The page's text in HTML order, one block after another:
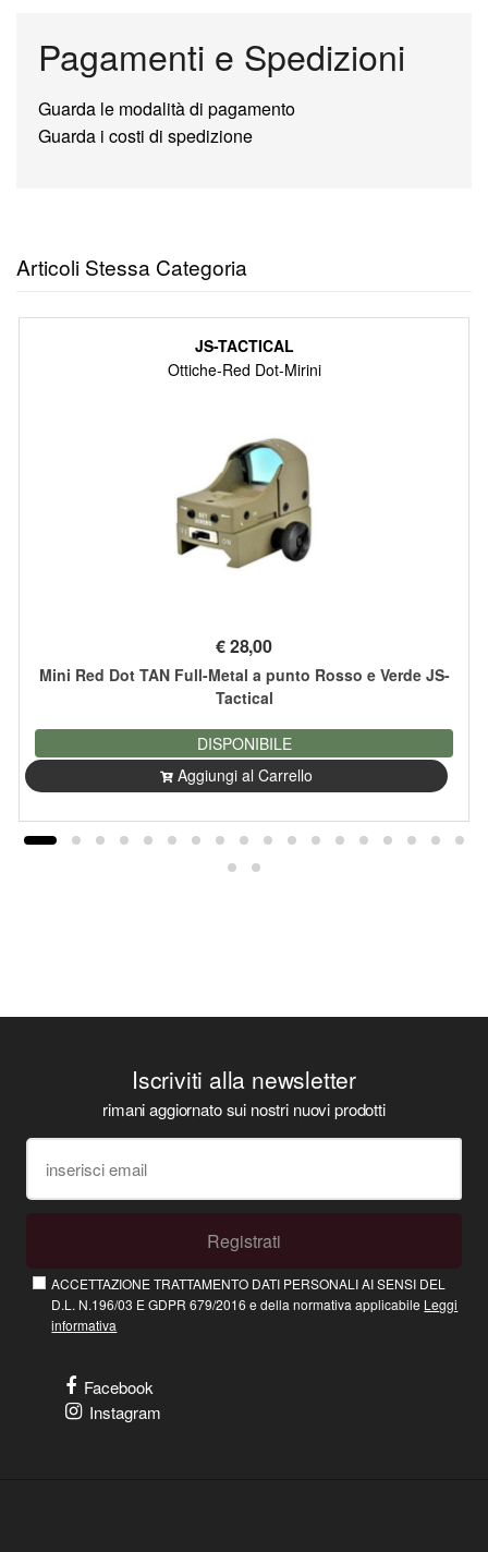
Pagamenti e Spedizioni
Guarda le modalità di pagamento
Guarda i costi di spedizione
Articoli Stessa Categoria
JS-TACTICAL
Ottiche-Red Dot-Mirini
€28,00
Mini Red Dot TAN Full-Metal a punto Rosso e Verde JS-
Tactical
DISPONIBILE
Aggiungi al Carrello
Iscriviti alla newsletter
rimani aggiornato sui nostri nuovi prodotti
Registrati
ACCETTAZIONE TRATTAMENTO DATI PERSONALI AI SENSI DEL
D.L. N.196/03 E GDPR 679/2016 e della normativa applicabile Leggi
informativa
Facebook
Instagram